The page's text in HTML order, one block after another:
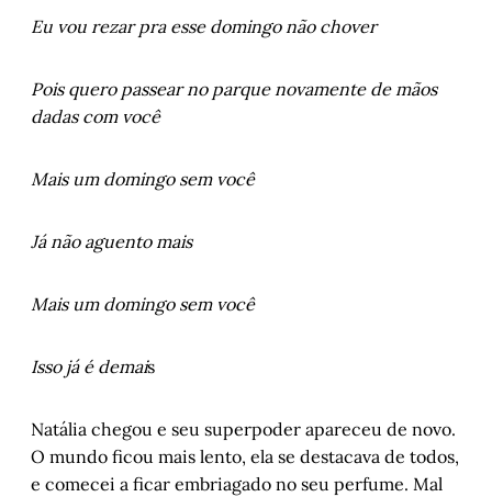
Eu vou rezar pra esse domingo não chover
Pois quero passear no parque novamente de mãos
dadas com você
Mais um domingo sem você
Já não aguento mais
Mais um domingo sem você
Isso já é demais
Natália chegou e seu superpoder apareceu de novo.
O mundo ficou mais lento, ela se destacava de todos,
e comecei a ficar embriagado no seu perfume. Mal